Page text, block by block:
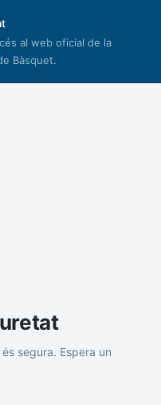
al web oficial de la
Bàsquet.
segura. Espera un